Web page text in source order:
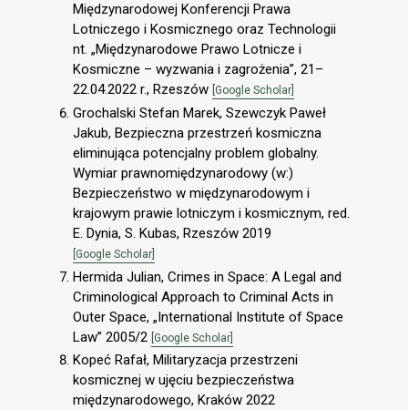
Międzynarodowej Konferencji Prawa
Lotniczego i Kosmicznego oraz Technologii
nt. „Międzynarodowe Prawo Lotnicze i
Kosmiczne – wyzwania i zagrożenia”, 21–
22.04.2022 r., Rzeszów [Google Scholar]
Grochalski Stefan Marek, Szewczyk Paweł
Jakub, Bezpieczna przestrzeń kosmiczna
eliminująca potencjalny problem globalny.
Wymiar prawnomiędzynarodowy (w:)
Bezpieczeństwo w międzynarodowym i
krajowym prawie lotniczym i kosmicznym, red.
E. Dynia, S. Kubas, Rzeszów 2019
[Google Scholar]
Hermida Julian, Crimes in Space: A Legal and
Criminological Approach to Criminal Acts in
Outer Space, „International Institute of Space
Law” 2005/2 [Google Scholar]
Kopeć Rafał, Militaryzacja przestrzeni
kosmicznej w ujęciu bezpieczeństwa
międzynarodowego, Kraków 2022